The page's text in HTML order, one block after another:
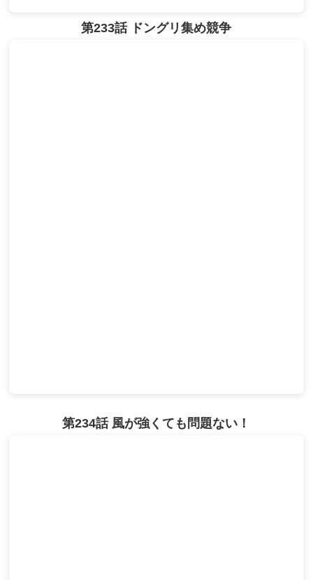
第233話 ドングリ集め競争
第234話 風が強くても問題ない！